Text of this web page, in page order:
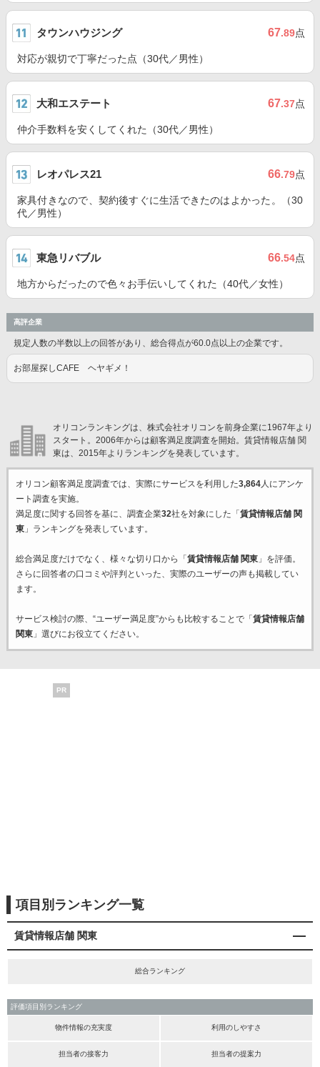
タウンハウジング 67.89点
対応が親切で丁寧だった点（30代／男性）
大和エステート 67.37点
仲介手数料を安くしてくれた（30代／男性）
レオパレス21 66.79点
家具付きなので、契約後すぐに生活できたのはよかった。（30
代／男性）
東急リバブル 66.54点
地方からだったので色々お手伝いしてくれた（40代／女性）
高評企業
規定人数の半数以上の回答があり、総合得点が60.0点以上の企業です。
お部屋探しCAFE ヘヤギメ！
オリコンランキングは、株式会社オリコンを前身企業に1967年より
スタート。2006年からは顧客満足度調査を開始。賃貸情報店舗 関
東は、2015年よりランキングを発表しています。
オリコン顧客満足度調査では、実際にサービスを利用した3,864人にアンケ
ート調査を実施。
満足度に関する回答を基に、調査企業32社を対象にした「 賃貸情報店舗 関
東」ランキングを発表しています。
総合満足度だけでなく、様々な切り口から「 賃貸情報店舗 関東」を評価。
さらに回答者の口コミや評判といった、実際のユーザーの声も掲載してい
ます。
サービス検討の際、“ユーザー満足度”からも比較することで「 賃貸情報店舗
関東」選びにお役立てください。
PR
項目別ランキング一覧
賃貸情報店舗 関東
総合ランキング
評価項目別ランキング
物件情報の充実度 利用のしやすさ
担当者の接客力 担当者の提案力